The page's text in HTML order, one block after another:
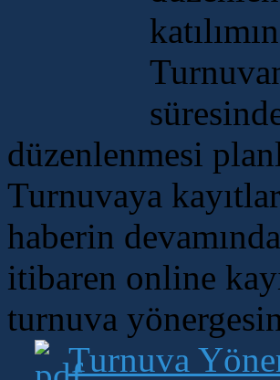
düzenlenmesi
Turnuvaya
haberin
itibaren online
turnuva
Turnuva